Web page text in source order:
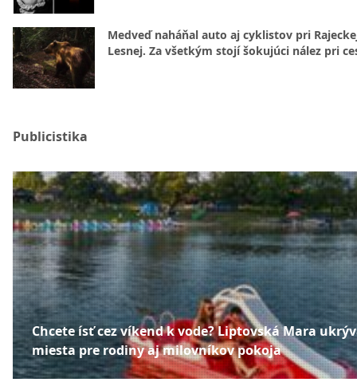
Medveď naháňal auto aj cyklistov pri
Lesnej. Za všetkým stojí šokujúci nález pri
Publicistika
Chcete ísť cez víkend k vode? Liptovská Mara
miesta pre rodiny aj milovníkov pokoja